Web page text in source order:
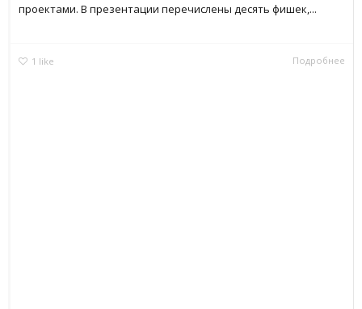
проектами. В презентации перечислены десять фишек,...
1 like Подробнее